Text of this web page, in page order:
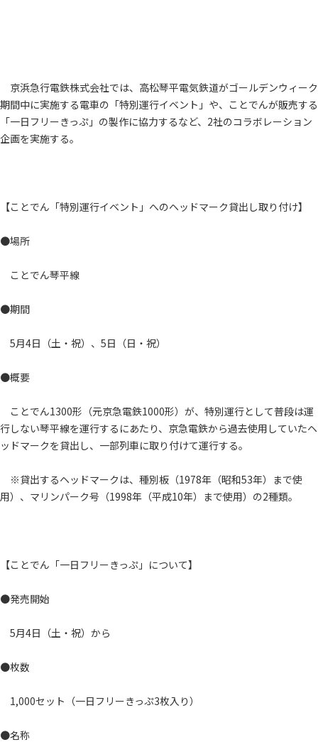
京浜急行電鉄株式会社では、高松琴平電気鉄道がゴールデンウィーク
期間中に実施する電車の「特別運行イベント」や、ことでんが販売する
「一日フリーきっぷ」の製作に協力するなど、2社のコラボレーション
企画を実施する。
【ことでん「特別運行イベント」へのヘッドマーク貸出し取り付け】
●場所
ことでん琴平線
●期間
5月4日（土・祝）、5日（日・祝）
●概要
ことでん1300形（元京急電鉄1000形）が、特別運行として普段は運
行しない琴平線を運行するにあたり、京急電鉄から過去使用していたヘ
ッドマークを貸出し、一部列車に取り付けて運行する。
※貸出するヘッドマークは、種別板（1978年（昭和53年）まで使
用）、マリンパーク号（1998年（平成10年）まで使用）の2種類。
【ことでん「一日フリーきっぷ」について】
●発売開始
5月4日（土・祝）から
●枚数
1,000セット（一日フリーきっぷ3枚入り）
●名称